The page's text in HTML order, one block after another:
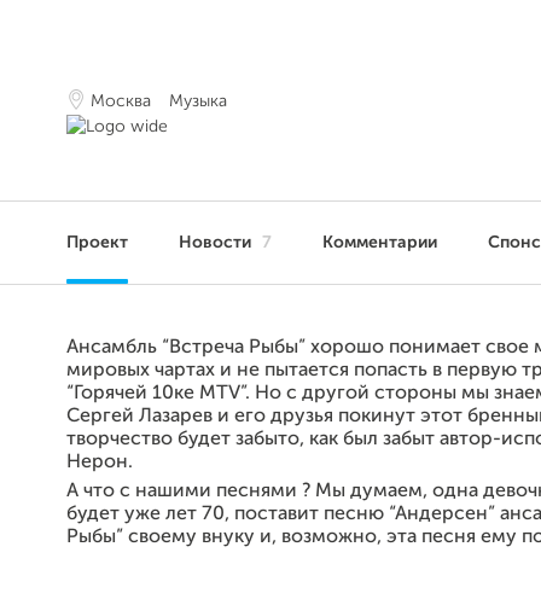
Москва Музыка
Проект Новости 7 Комментарии
Ансамбль “Встреча Рыбы” хорошо понимает свое
мировых чартах и не пытается попасть в первую
“Горячей 10ке MTV”. Но с другой стороны мы
Сергей Лазарев и его друзья покинут этот
творчество будет забыто, как был забыт автор-
Нерон.
А что с нашими песнями ? Мы думаем, одна
будет уже лет 70, поставит песню “Андерсен”
Рыбы” своему внуку и, возможно, эта песня ему